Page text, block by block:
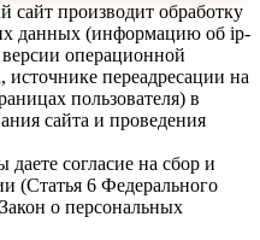
сайт производит обработку
данных (информацию об ip-
операционной
источнике переадресации на
пользователя) в
сайта и проведения
согласие на сбор и
(Статья 6 Федерального
о персональных